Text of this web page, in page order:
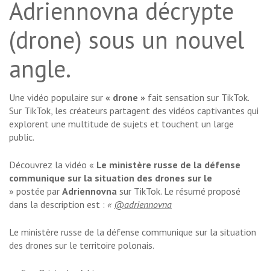
Adriennovna décrypte
(drone) sous un nouvel
angle.
Une vidéo populaire sur « drone » fait sensation sur TikTok.
Sur TikTok, les créateurs partagent des vidéos captivantes qui
explorent une multitude de sujets et touchent un large
public.
Découvrez la vidéo « Le ministère russe de la défense
communique sur la situation des drones sur le
» postée par Adriennovna sur TikTok. Le résumé proposé
dans la description est : « @adriennovna
Le ministère russe de la défense communique sur la situation
des drones sur le territoire polonais.